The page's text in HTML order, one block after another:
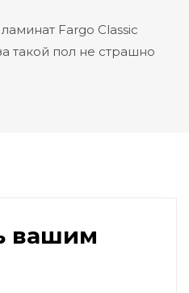
Fargo Classic
такой пол не страшно
вашим